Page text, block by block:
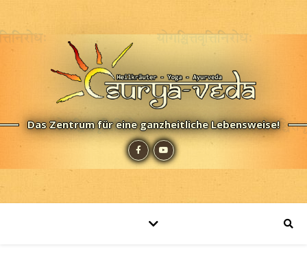
Das Zentrum für eine ganzheitliche Lebensweise!